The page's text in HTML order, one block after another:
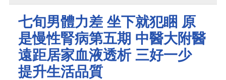
七旬男體力差 坐下就犯睏 原
是慢性腎病第五期 中醫大附醫
遠距居家血液透析 三好一少
提升生活品質